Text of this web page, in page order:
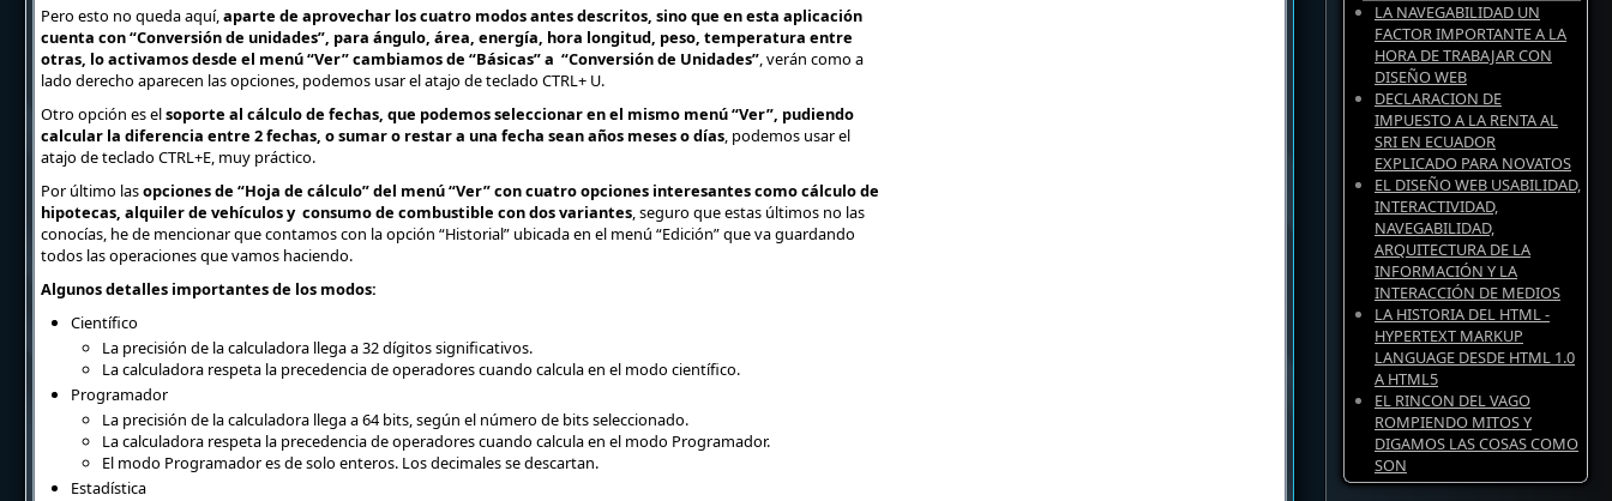
Pero esto no queda aquí,aparte de aprovechar los cuatro modos antes descritos, sino que en esta aplicación
cuenta con “Conversión de unidades”, para ángulo, área, energía, hora longitud, peso, temperatura entre
otras, lo activamos desde el menú “Ver” cambiamos de “Básicas” a “Conversión de Unidades”, verán como a
lado derecho aparecen las opciones, podemos usar el atajo de teclado CTRL+ U.
Otro opción es elsoporte al cálculo de fechas, que podemos seleccionar en el mismo menú “Ver”, pudiendo
calcular la diferencia entre 2 fechas, o sumar o restar a una fecha sean años meses o días, podemos usar el
atajo de teclado CTRL+E, muy práctico.
Por último lasopciones de “Hoja de cálculo” del menú “Ver” con cuatro opciones interesantes como cálculo de
hipotecas, alquiler de vehículos y consumo de combustible con dos variantes, seguro que estas últimos no las
conocías, he de mencionar que contamos con la opción “Historial” ubicada en el menú “Edición” que va guardando
todos las operaciones que vamos haciendo.
Algunos detalles importantes de los modos:
Científico
La precisión de la calculadora llega a 32 dígitos significativos.
La calculadora respeta la precedencia de operadores cuando calcula en el modo científico.
Programador
La precisión de la calculadora llega a 64 bits, según el número de bits seleccionado.
La calculadora respeta la precedencia de operadores cuando calcula en el modo Programador.
El modo Programador es de solo enteros. Los decimales se descartan.
Estadística
LA NAVEGABILIDAD UN
FACTOR IMPORTANTE A LA
HORA DE TRABAJAR CON
DISEÑO WEB
DECLARACION DE
IMPUESTO A LA RENTA AL
SRI EN ECUADOR
EXPLICADO PARA NOVATOS
EL DISEÑO WEB USABILIDAD,
INTERACTIVIDAD,
NAVEGABILIDAD,
ARQUITECTURA DE LA
INFORMACIÓN Y LA
INTERACCIÓN DE MEDIOS
LA HISTORIA DEL HTML -
HYPERTEXT MARKUP
LANGUAGE DESDE HTML 1.0
A HTML5
EL RINCON DEL VAGO
ROMPIENDO MITOS Y
DIGAMOS LAS COSAS COMO
SON